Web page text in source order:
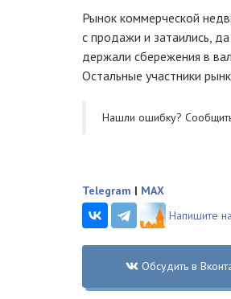
Рынок коммерческой
с продажи и затаились,
держали сбережения в
Остальные участники
Нашли ошибку?
Telegram | MAX
Напишите
Обсудить в